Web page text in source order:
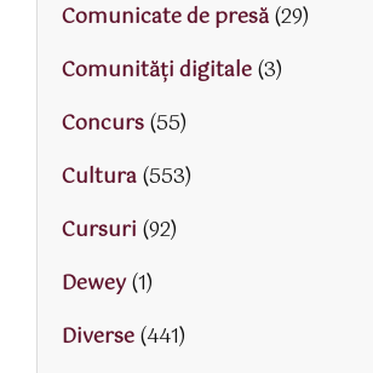
Comunicate de presă(29)
Comunități digitale(3)
Concurs(55)
Cultura(553)
Cursuri (92)
Dewey(1)
Diverse(441)